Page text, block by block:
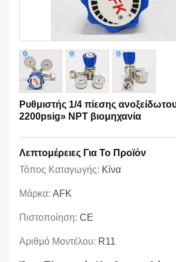
Ρυθμιστής 1/4 πίεσης
2200psig» NPT βιομηχανία
Λεπτομέρειες Για Το Προϊόν
Τόπος Καταγωγής: Κίνα
Μάρκα: AFK
Πιστοποίηση: CE
Αριθμό Μοντέλου: R11